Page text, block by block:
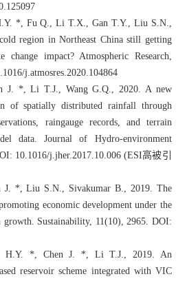
*, Fu Q., Li T.X., Gan T.Y., Liu S.N.,
region in Northeast China still getting
change impact? Atmospheric Research,
j.atmosres.2020.104864
J. *, Li T.J., Wang G.Q., 2020. A new
of spatially distributed rainfall through
raingauge records, and terrain
data. Journal of Hydro-environment
10.1016/j.jher.2017.10.006 (ESI高被引
J. *, Liu S.N., Sivakumar B., 2019. The
economic development under the
growth. Sustainability, 11(10), 2965. DOI:
H.Y. *, Chen J. *, Li T.J., 2019. An
reservoir scheme integrated with VIC